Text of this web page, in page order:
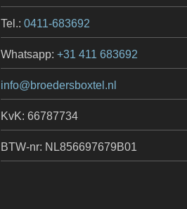
Tel.: 0411-683692
Whatsapp: +31 411 683692
info@broedersboxtel.nl
KvK: 66787734
BTW-nr: NL856697679B01